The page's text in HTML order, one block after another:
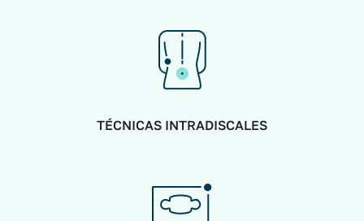
TÉCNICAS INTRADISCALES